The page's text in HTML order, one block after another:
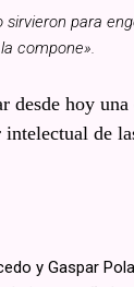
para
compone».
hoy una
de
y Gaspar